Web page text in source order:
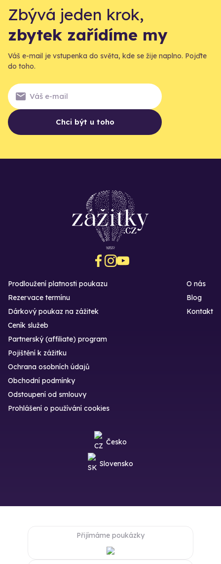
Zbývá jeden krok,
zbytek zařídíme my
Váš e-mail je vstupenka do světa, kde se žije naplno. Pojďte
do toho.
Chci být u toho
Prodloužení platnosti poukazu
Rezervace termínu
Dárkový poukaz na zážitek
O nás
Blog
Kontakt
Ceník služeb
Partnerský (affiliate) program
Pojištění k zážitku
Ochrana osobních údajů
Obchodní podmínky
Odstoupení od smlouvy
Prohlášení o používání cookies
Česko
Slovensko
Přijímáme poukázky